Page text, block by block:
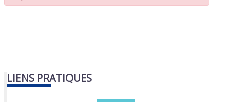
LIENS PRATIQUES